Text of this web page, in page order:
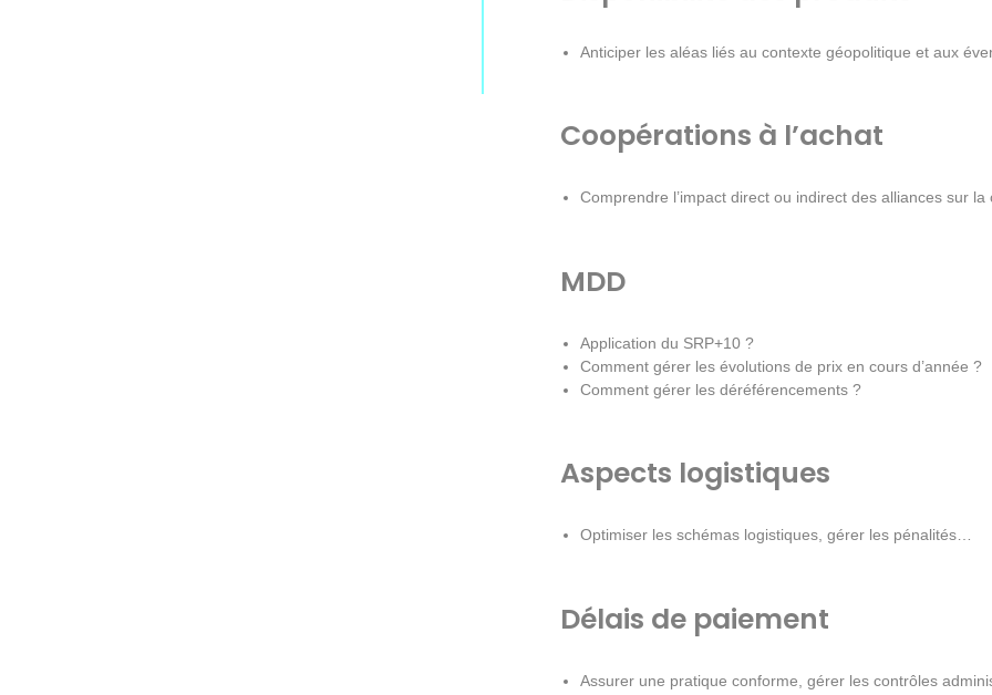
Anticiper les aléas liés au contexte géopolitique et aux
Coopérations à l’achat
Comprendre l’impact direct ou indirect des alliances sur
MDD
Application du SRP+10 ?
Comment gérer les évolutions de prix en cours d’année ?
Comment gérer les déréférencements ?
Aspects logistiques
Optimiser les schémas logistiques, gérer les pénalités…
Délais de paiement
Assurer une pratique conforme, gérer les contrôles